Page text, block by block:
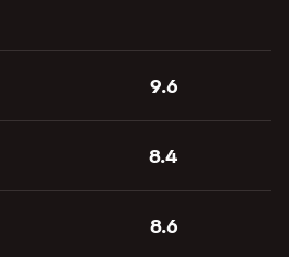
9.6
8.4
8.6